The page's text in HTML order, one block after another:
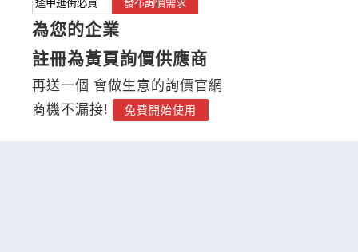
發布詢價需求
為您的企業
註冊為黃頁詢價供應商
再送一個 會做生意的詢價官網
商機不漏接!
免費開始使用